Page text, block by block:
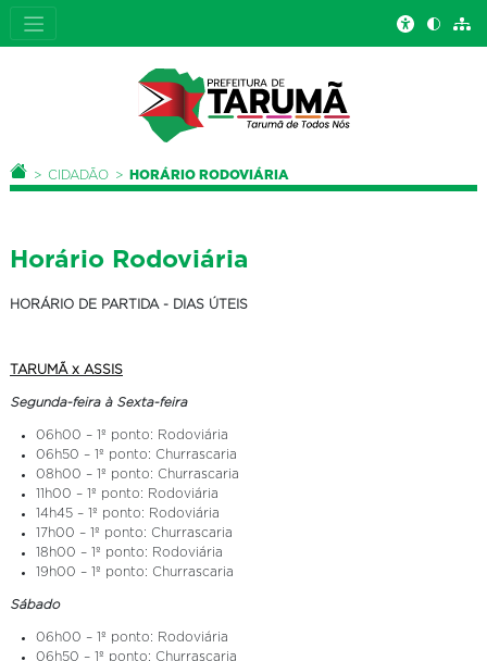
Você está aqui:
PÁGINA INICIAL
CIDADÃO HORÁRIO RODOVIÁRIA
Horário Rodoviária
HORÁRIO DE PARTIDA - DIAS ÚTEIS
TARUMÃ x ASSIS
Segunda-feira à Sexta-feira
06h00 – 1º ponto: Rodoviária
06h50 – 1º ponto: Churrascaria
08h00 – 1º ponto: Churrascaria
11h00 – 1º ponto: Rodoviária
14h45 – 1º ponto: Rodoviária
17h00 – 1º ponto: Churrascaria
18h00 – 1º ponto: Rodoviária
19h00 – 1º ponto: Churrascaria
Sábado
06h00 – 1º ponto: Rodoviária
06h50 – 1º ponto: Churrascaria